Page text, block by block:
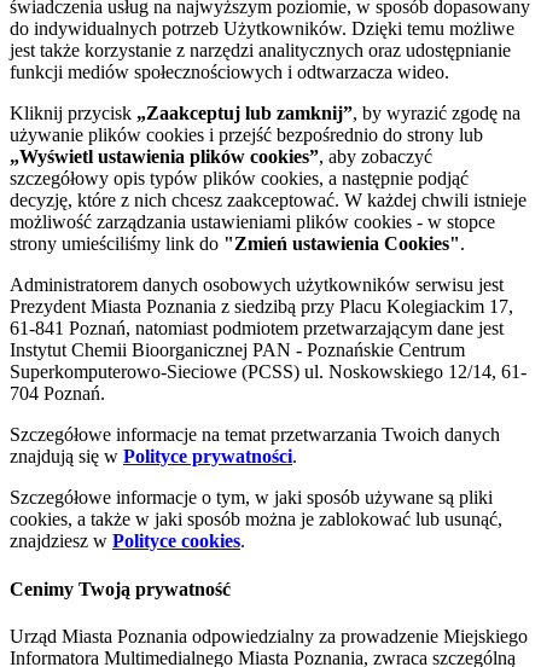
świadczenia usług na najwyższym poziomie, w sposób dopasowany
do indywidualnych potrzeb Użytkowników. Dzięki temu możliwe
jest także korzystanie z narzędzi analitycznych oraz udostępnianie
funkcji mediów społecznościowych i odtwarzacza wideo.
Kliknij przycisk „Zaakceptuj lub zamknij”, by wyrazić zgodę na
używanie plików cookies i przejść bezpośrednio do strony lub
„Wyświetl ustawienia plików cookies”, aby zobaczyć
szczegółowy opis typów plików cookies, a następnie podjąć
decyzję, które z nich chcesz zaakceptować. W każdej chwili istnieje
możliwość zarządzania ustawieniami plików cookies - w stopce
strony umieściliśmy link do "Zmień ustawienia Cookies".
Administratorem danych osobowych użytkowników serwisu jest
Prezydent Miasta Poznania z siedzibą przy Placu Kolegiackim 17,
61-841 Poznań, natomiast podmiotem przetwarzającym dane jest
Instytut Chemii Bioorganicznej PAN - Poznańskie Centrum
Superkomputerowo-Sieciowe (PCSS) ul. Noskowskiego 12/14, 61-
704 Poznań.
Szczegółowe informacje na temat przetwarzania Twoich danych
znajdują się w Polityce prywatności.
Szczegółowe informacje o tym, w jaki sposób używane są pliki
cookies, a także w jaki sposób można je zablokować lub usunąć,
znajdziesz w Polityce cookies.
Cenimy Twoją prywatność
Urząd Miasta Poznania odpowiedzialny za prowadzenie Miejskiego
Informatora Multimedialnego Miasta Poznania, zwraca szczególną